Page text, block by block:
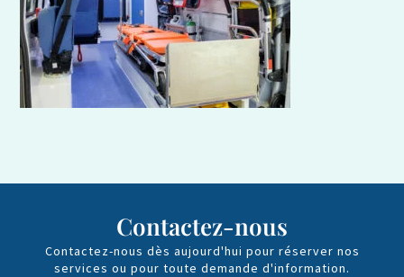
Contactez-nous
Contactez-nous dès aujourd'hui pour réserver nos
services ou pour toute demande d'information.